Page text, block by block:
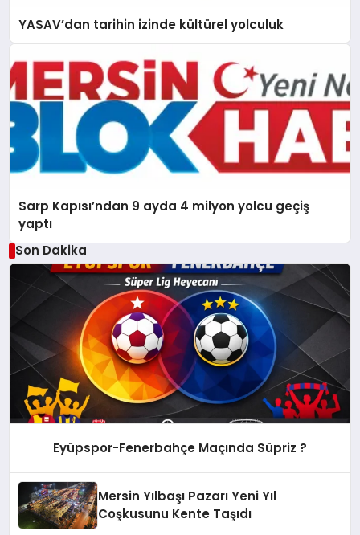
YASAV’dan tarihin izinde kültürel yolculuk
Sarp Kapısı’ndan 9 ayda 4 milyon yolcu geçiş
yaptı
Son Dakika
Eyüpspor-Fenerbahçe Maçında Süpriz ?
Mersin Yılbaşı Pazarı Yeni Yıl
Coşkusunu Kente Taşıdı